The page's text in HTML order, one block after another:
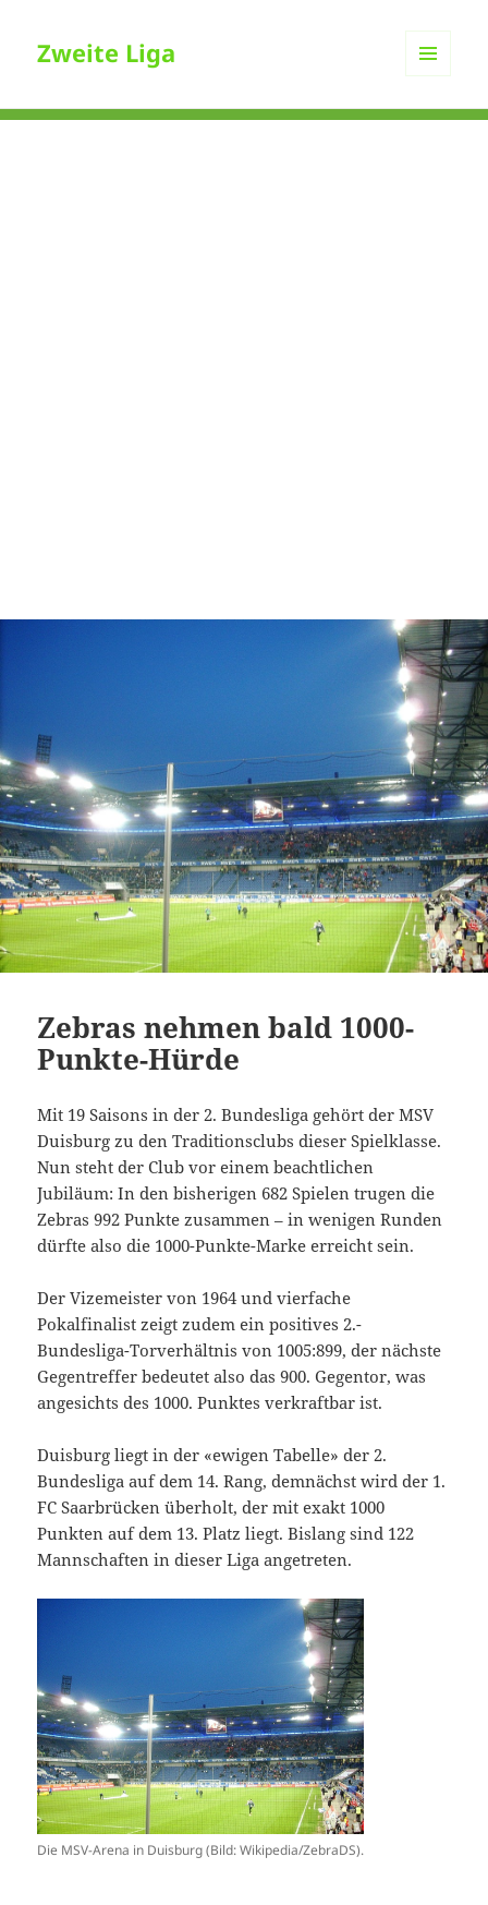
Zweite Liga
WIDGETS
Zebras nehmen bald 1000-
Punkte-Hürde
Mit 19 Saisons in der 2. Bundesliga gehört der MSV
Duisburg zu den Traditionsclubs dieser Spielklasse.
Nun steht der Club vor einem beachtlichen
Jubiläum: In den bisherigen 682 Spielen trugen die
Zebras 992 Punkte zusammen – in wenigen Runden
dürfte also die 1000-Punkte-Marke erreicht sein.
Der Vizemeister von 1964 und vierfache
Pokalfinalist zeigt zudem ein positives 2.-
Bundesliga-Torverhältnis von 1005:899, der nächste
Gegentreffer bedeutet also das 900. Gegentor, was
angesichts des 1000. Punktes verkraftbar ist.
Duisburg liegt in der «ewigen Tabelle» der 2.
Bundesliga auf dem 14. Rang, demnächst wird der 1.
FC Saarbrücken überholt, der mit exakt 1000
Punkten auf dem 13. Platz liegt. Bislang sind 122
Mannschaften in dieser Liga angetreten.
Die MSV-Arena in Duisburg (Bild: Wikipedia/ZebraDS).